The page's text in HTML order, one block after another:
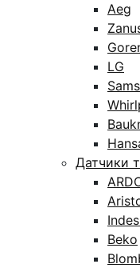
Aeg
LG
Датчики
Beko